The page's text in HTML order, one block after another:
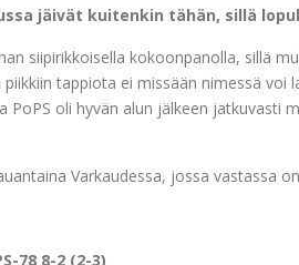
jäivät kuitenkin tähän, sillä
siipirikkoisella kokoonpanolla, sillä
piikkiin tappiota ei missään nimessä voi
PoPS oli hyvän alun jälkeen jatkuvasti
Varkaudessa, jossa vastassa
78 8-2 (2-3)